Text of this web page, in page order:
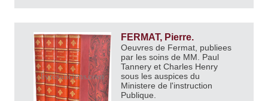
FERMAT, Pierre.
Oeuvres de Fermat, publiees
par les soins de MM. Paul
Tannery et Charles Henry
sous les auspices du
Ministere de l'instruction
Publique.